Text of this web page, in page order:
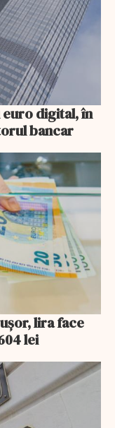
digital, în
bancar
lira face
lei